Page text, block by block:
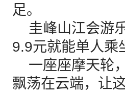
足。
圭峰山江会游
9.9元就能单人乘
一座座摩天轮
飘荡在云端，让